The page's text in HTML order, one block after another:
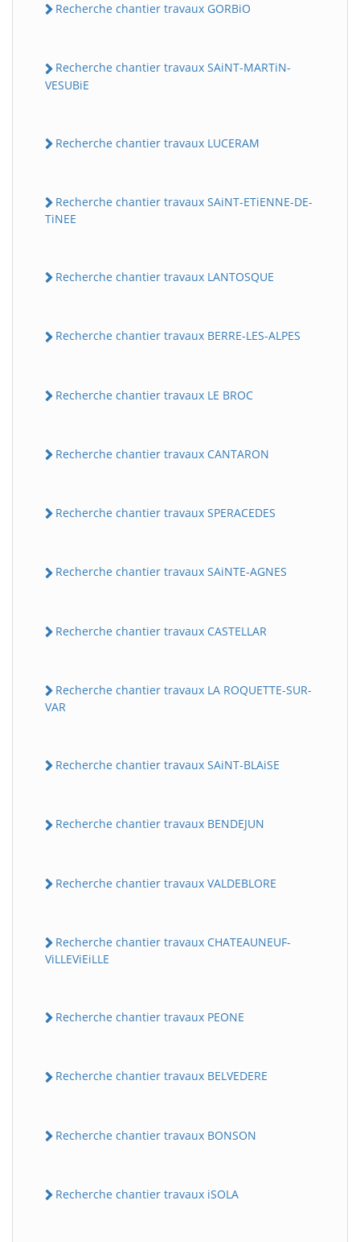
Recherche chantier travaux GORBiO
Recherche chantier travaux SAiNT-MARTiN-
VESUBiE
Recherche chantier travaux LUCERAM
Recherche chantier travaux SAiNT-ETiENNE-DE-
TiNEE
Recherche chantier travaux LANTOSQUE
Recherche chantier travaux BERRE-LES-ALPES
Recherche chantier travaux LE BROC
Recherche chantier travaux CANTARON
Recherche chantier travaux SPERACEDES
Recherche chantier travaux SAiNTE-AGNES
Recherche chantier travaux CASTELLAR
Recherche chantier travaux LA ROQUETTE-SUR-
VAR
Recherche chantier travaux SAiNT-BLAiSE
Recherche chantier travaux BENDEJUN
Recherche chantier travaux VALDEBLORE
Recherche chantier travaux CHATEAUNEUF-
ViLLEViEiLLE
Recherche chantier travaux PEONE
Recherche chantier travaux BELVEDERE
Recherche chantier travaux BONSON
Recherche chantier travaux iSOLA